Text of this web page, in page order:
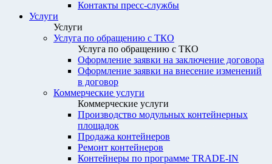
Контакты пресс-службы
Услуги
Услуги
Услуга по обращению с ТКО
Услуга по обращению с ТКО
Оформление заявки на заключение договора
Оформление заявки на внесение изменений
в договор
Коммерческие услуги
Коммерческие услуги
Производство модульных контейнерных
площадок
Продажа контейнеров
Ремонт контейнеров
Контейнеры по программе TRADE-IN